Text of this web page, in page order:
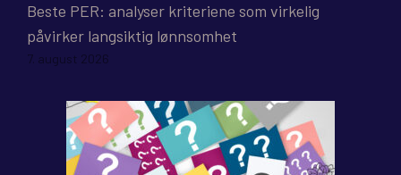
Beste PER: analyser kriteriene som virkelig
påvirker langsiktig lønnsomhet
7. august 2026